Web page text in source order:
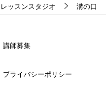
レッスンスタジオ 溝の口
講師募集
プライバシーポリシー